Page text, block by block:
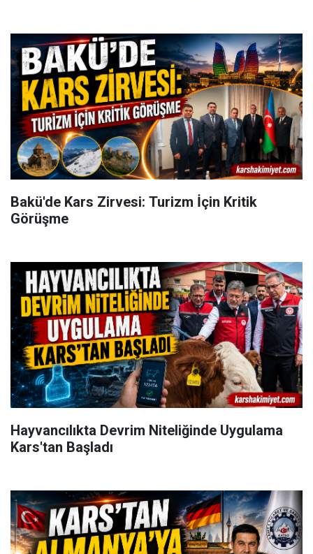
Bakü'de Kars Zirvesi: Turizm İçin Kritik
Görüşme
Hayvancılıkta Devrim Niteliğinde Uygulama
Kars'tan Başladı